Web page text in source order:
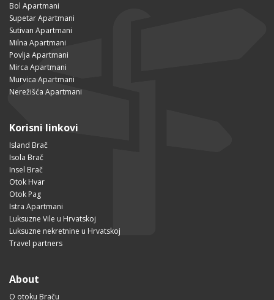
Bol Apartmani
Supetar Apartmani
Sutivan Apartmani
Milna Apartmani
Povlja Apartmani
Mirca Apartmani
Murvica Apartmani
Nerežišća Apartmani
Korisni linkovi
Island Brač
Isola Brač
Insel Brač
Otok Hvar
Otok Pag
Istra Apartmani
Luksuzne Vile u Hrvatskoj
Luksuzne nekretnine u Hrvatskoj
Travel partners
About
O otoku Braču